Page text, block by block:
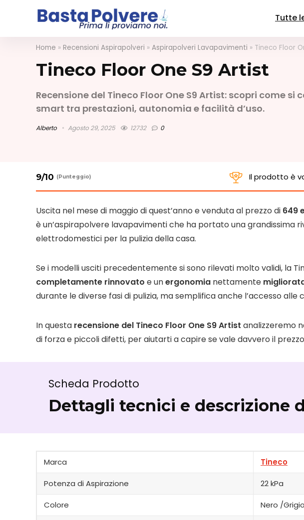
Tutte
Home » Recensioni Aspirapolveri » Aspirapolveri Lavapavimenti » Tineco Floor
Tineco Floor One S9 Artist
Recensione del Tineco Floor One S9 Artist: scopri come
smart tra prestazioni, autonomia e facilità d’uso.
Alberto Agosto 29, 2025 12732 0
9/10 (Punteggio) Il prodotto è
Uscita nel mese di maggio di quest’anno e venduta al prezzo di 649
è un’aspirapolvere lavapavimenti che ha portato una grandissima
elettrodomestici per la pulizia della casa.
Se i modelli usciti precedentemente si sono rilevati molto validi, la
completamente rinnovato e unergonomia nettamente
durante le diverse fasi di pulizia, ma semplifica anche l’accesso alle
In questa recensione del Tineco Floor One S9 Artist analizzeremo
di forza e piccoli difetti, per aiutarti a capire se vale davvero il
Scheda Prodotto
Dettagli tecnici e descrizione
Marca Tineco
Potenza di Aspirazione 22 kPa
Colore Nero /Grigio